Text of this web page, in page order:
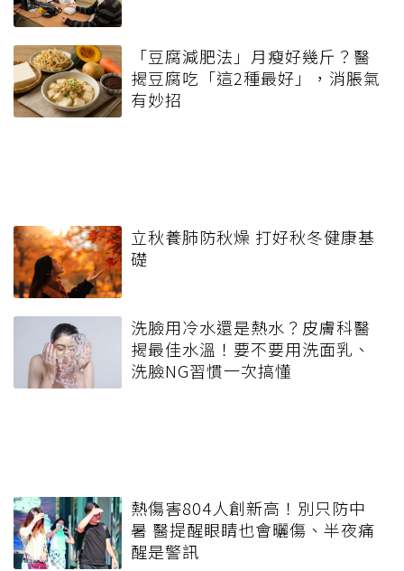
「豆腐減肥法」月瘦好幾斤？醫
揭豆腐吃「這2種最好」，消脹氣
有妙招
立秋養肺防秋燥 打好秋冬健康基
礎
洗臉用冷水還是熱水？皮膚科醫
揭最佳水溫！要不要用洗面乳、
洗臉NG習慣一次搞懂
熱傷害804人創新高！別只防中
暑 醫提醒眼睛也會曬傷、半夜痛
醒是警訊